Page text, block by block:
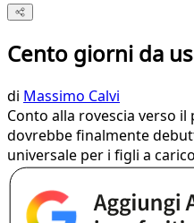
Cento giorni da
di Massimo Calvi
Conto alla rovescia verso
dovrebbe finalmente
universale per i figli a